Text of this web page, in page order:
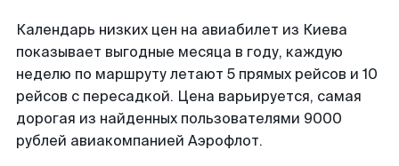
Календарь низких цен на авиабилет из Киева
показывает выгодные месяца в году, каждую
неделю по маршруту летают 5 прямых рейсов и 10
рейсов с пересадкой. Цена варьируется, самая
дорогая из найденных пользователями 9000
рублей авиакомпанией Аэрофлот.